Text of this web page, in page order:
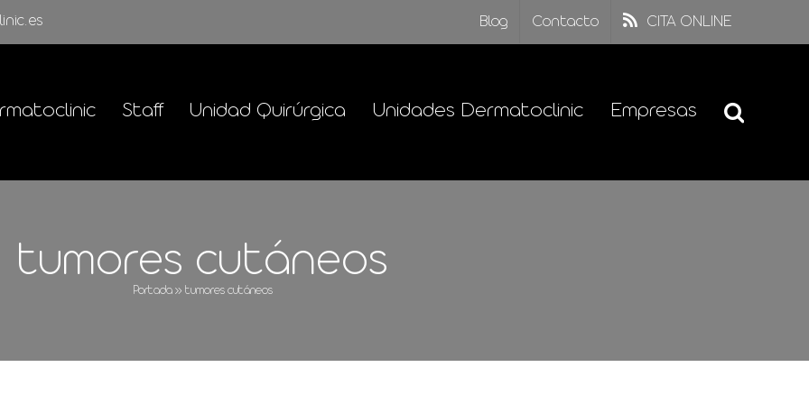
Blog Contacto CITA ONLINE
Staff Unidad Quirúrgica Unidades Dermatoclinic Empresas
tumores cutáneos
Portada» tumores cutáneos